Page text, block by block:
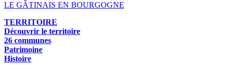
LE GÂTINAIS EN BOURGOGNE
TERRITOIRE
Découvrir le territoire
26 communes
Patrimoine
Histoire